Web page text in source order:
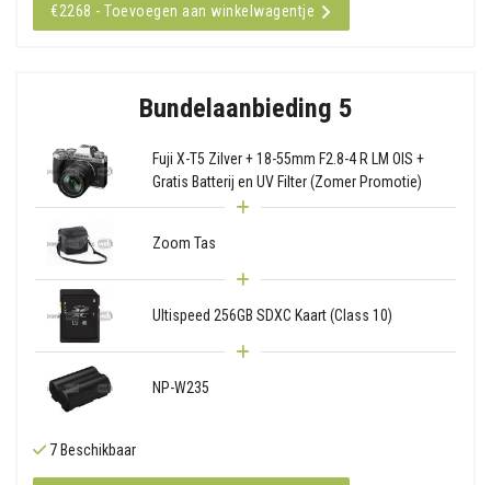
€2268 - Toevoegen aan winkelwagentje
Bundelaanbieding 5
Fuji X-T5 Zilver + 18-55mm F2.8-4 R LM OIS +
Gratis Batterij en UV Filter (Zomer Promotie)
Zoom Tas
Ultispeed 256GB SDXC Kaart (Class 10)
NP-W235
7 Beschikbaar